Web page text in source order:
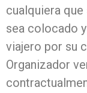
cualquiera
sea colocado
viajero por su
Organizador